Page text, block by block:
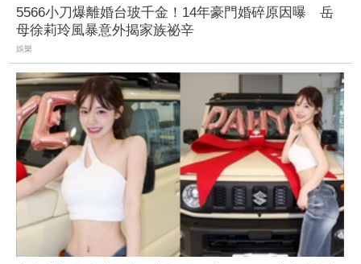
5566小刀爆離婚台玻千金！14年豪門婚碎原因曝 岳
母徐莉玲風暴意外揭家族祕辛
娛樂